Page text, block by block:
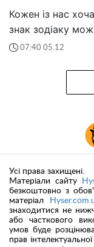
Кожен із нас
знак зодіаку
07:40 05.12
Усі права захищені.
Матеріали сайту
безкоштовно з
матеріал
знаходитися не
або часткового
умов буде
прав